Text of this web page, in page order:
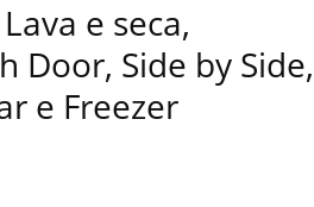
e seca,
Door, Side by Side,
e Freezer